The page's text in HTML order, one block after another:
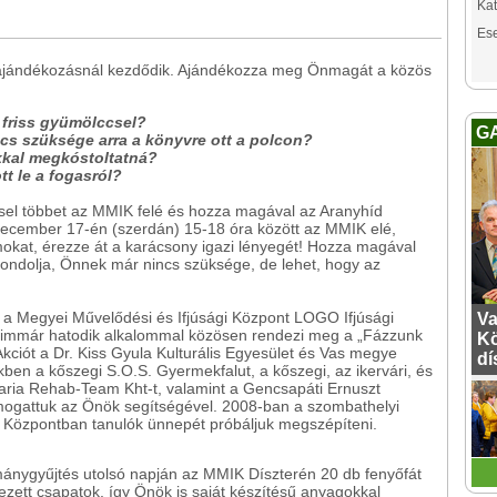
kezdődik. Ajándékozza meg Önmagát a közös
friss gyümölccsel?
szüksége arra a könyvre ott a polcon?
megkóstoltatná?
le a fogasról?
többet az MMIK felé és hozza magával az Aranyhíd
17-én (szerdán) 15-18 óra között az MMIK elé,
érezze át a karácsony igazi lényegét! Hozza magával
Önnek már nincs szüksége, de lehet, hogy az
Megyei Művelődési és Ifjúsági Központ LOGO Ifjúsági
hatodik alkalommal közösen rendezi meg a „Fázzunk
a Dr. Kiss Gyula Kulturális Egyesület és Vas megye
a kőszegi S.O.S. Gyermekfalut, a kőszegi, az ikervári, és
Rehab-Team Kht-t, valamint a Gencsapáti Ernuszt
az Önök segítségével. 2008-ban a szombathelyi
tanulók ünnepét próbáljuk megszépíteni.
utolsó napján az MMIK Díszterén 20 db fenyőfát
csapatok, így Önök is saját készítésű anyagokkal